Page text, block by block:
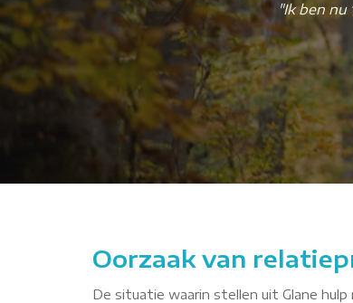
"Ik ben
Oorzaak van
De situatie waarin stellen uit Glane